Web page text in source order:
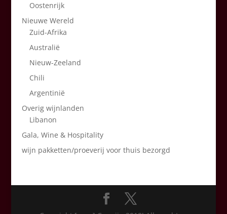
Oostenrijk
Nieuwe Wereld
Zuid-Afrika
Australië
Nieuw-Zeeland
Chili
Argentinië
Overig wijnlanden
Libanon
Gala, Wine & Hospitality
wijn pakketten/proeverij voor thuis bezorgd